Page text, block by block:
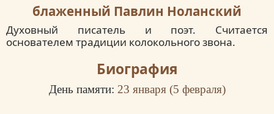
блаженный Павлин Ноланский
Духовный писатель и поэт. Считается
основателем традиции колокольного звона.
Биография
День памяти: 23 января (5 февраля)